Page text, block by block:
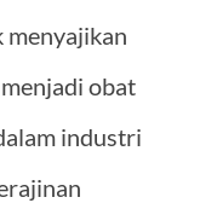
menyajikan
obat
industri